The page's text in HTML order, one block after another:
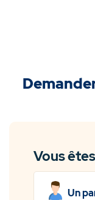
Vous êtes
Un